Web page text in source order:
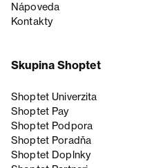
Nápoveda
Kontakty
Skupina Shoptet
Shoptet Univerzita
Shoptet Pay
Shoptet Podpora
Shoptet Poradňa
Shoptet Doplnky